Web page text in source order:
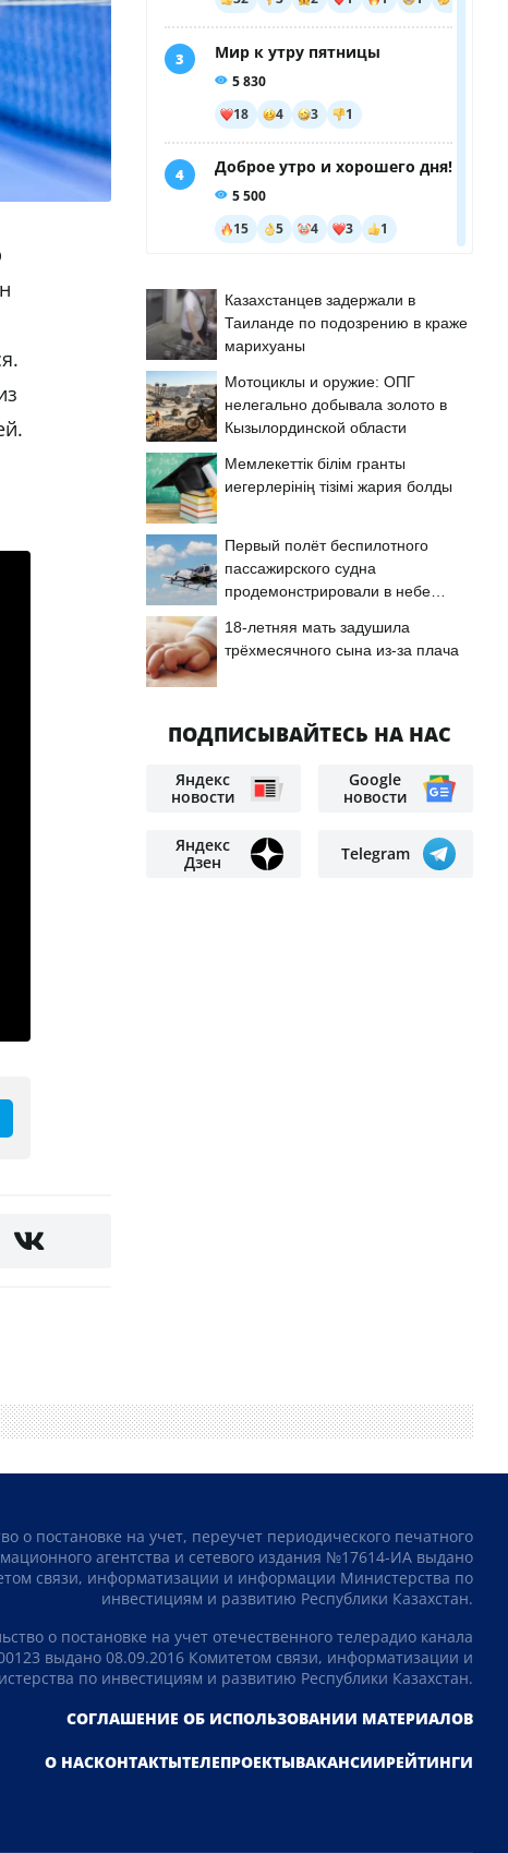
Казахстанцев задержали в
Таиланде по подозрению в краже
марихуаны
Мотоциклы и оружие: ОПГ
нелегально добывала золото в
Кызылординской области
Мемлекеттік білім гранты
иегерлерінің тізімі жария болды
Первый полёт беспилотного
пассажирского судна
продемонстрировали в небе
18-летняя мать задушила
трёхмесячного сына из-за плача
ПОДПИСЫВАЙТЕСЬ НА НАС
Яндекс
новости
Google
новости
Яндекс
Дзен
Telegram
о постановке на учет, переучет периодического печатного
агентства и сетевого издания №17614-ИА выдано
связи, информатизации и информации Министерства по
инвестициям и развитию Республики Казахстан.
о постановке на учет отечественного телерадио канала
выдано 08.09.2016 Комитетом связи, информатизации и
по инвестициям и развитию Республики Казахстан.
СОГЛАШЕНИЕ ОБ ИСПОЛЬЗОВАНИИ МАТЕРИАЛОВ
О НАСКОНТАКТЫТЕЛЕПРОЕКТЫВАКАНСИИРЕЙТИНГИ